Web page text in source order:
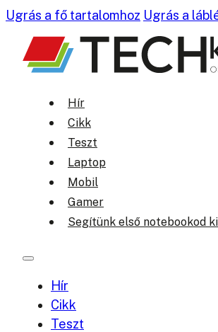
Ugrás a fő tartalomhoz Ugrás a
Hír
Cikk
Teszt
Laptop
Mobil
Gamer
Segítünk első notebookod
Hír
Cikk
Teszt